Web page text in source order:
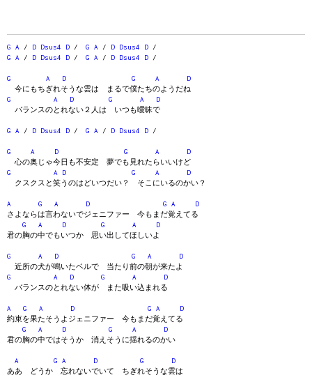
G A / D Dsus4 D / G A / D Dsus4 D /
G
A / D Dsus4 D / G A / D Dsus4 D /
G A D G A
D
今にもちぎれそうな雲は まるで僕たちのようだね
G
A D G A
D
バランスのとれない２人は いつも曖昧で
G A / D Dsus4 D / G A / D Dsus4 D /
G A D G A
D
心の奥じゃ今日も不安定 夢でも見れたらいいけど
G
A D G A
D
クスクスと笑うのはどいつだい？ そこにいるのかい？
A G A D G A
D
さよならは言わないでジェニファー 今もまだ覚えてる
G
A D G A
D
君の胸の中でもいつか 思い出してほしいよ
G A D G A
D
近所の犬が鳴いたベルで 当たり前の朝が来たよ
G
A D G A
D
バランスのとれない体が また吸い込まれる
A G A D G A
D
約束を果たそうよジェニファー 今もまだ覚えてる
G
A D G A
D
君の胸の中ではそうか 消えそうに揺れるのかい
A G A D G
D
ああ どうか 忘れないでいて ちぎれそうな雲は